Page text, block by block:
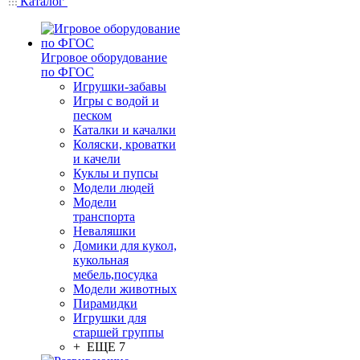
Игровое оборудование
по ФГОС
Игрушки-забавы
Игры с водой и
песком
Каталки и качалки
Коляски, кроватки
и качели
Куклы и пупсы
Модели людей
Модели
транспорта
Неваляшки
Домики для кукол,
кукольная
мебель,посудка
Модели животных
Пирамидки
Игрушки для
старшей группы
+ ЕЩЕ 7